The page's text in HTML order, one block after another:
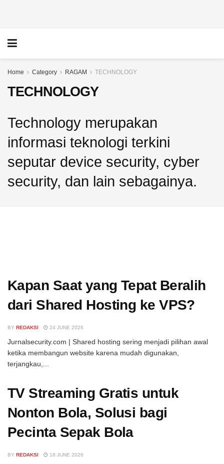
Home Category RAGAM TECHNOLOGY
TECHNOLOGY
Technology merupakan
informasi teknologi terkini
seputar device security, cyber
security, dan lain sebagainya.
Object
vs
Global:
Mana
yang
Tepat
untuk
Bisnis?
Panel
Buzzer
untuk
Sosialisasi
Solusi
Jangkau
Audiens
Kapan Saat yang Tepat Beralih
dari Shared Hosting ke VPS?
BY REDAKSI 24 JUNE 2026
Jurnalsecurity.com | Shared hosting sering menjadi pilihan awal
ketika membangun website karena mudah digunakan,
terjangkau,...
TV Streaming Gratis untuk
Nonton Bola, Solusi bagi
Pecinta Sepak Bola
BY REDAKSI 18 JUNE 2026